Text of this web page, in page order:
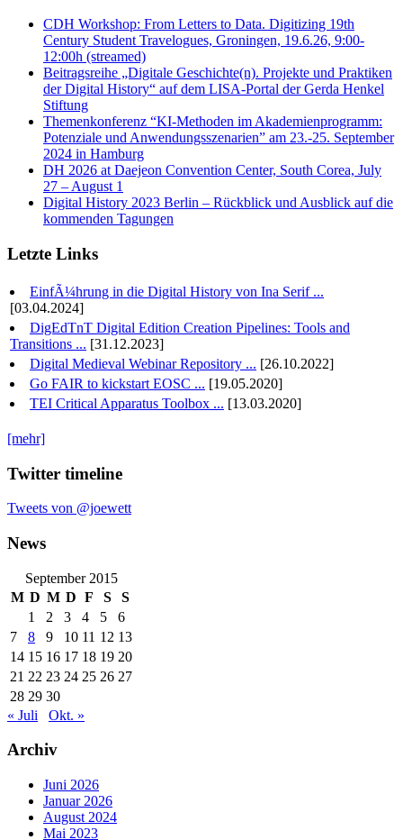
CDH Workshop: From Letters to Data. Digitizing 19th
Century Student Travelogues, Groningen, 19.6.26, 9:00-
12:00h (streamed)
Beitragsreihe „Digitale Geschichte(n). Projekte und Praktiken
der Digital History“ auf dem LISA-Portal der Gerda Henkel
Stiftung
Themenkonferenz “KI-Methoden im Akademienprogramm:
Potenziale und Anwendungsszenarien” am 23.-25. September
2024 in Hamburg
DH 2026 at Daejeon Convention Center, South Corea, July
27 – August 1
Digital History 2023 Berlin – Rückblick und Ausblick auf die
kommenden Tagungen
Letzte Links
EinfÃ¼hrung in die Digital History von Ina Serif ...
[03.04.2024]
DigEdTnT Digital Edition Creation Pipelines: Tools and
Transitions ... [31.12.2023]
Digital Medieval Webinar Repository ... [26.10.2022]
Go FAIR to kickstart EOSC ... [19.05.2020]
TEI Critical Apparatus Toolbox ... [13.03.2020]
[mehr]
Twitter timeline
Tweets von @joewett
News
September 2015
M D M D F S
S
1
2 3 4 5
6
7
8 9 10 11 12 13
14 15 16 17 18 19 20
21 22 23 24 25 26 27
28 29 30
« Juli
Okt. »
Archiv
Juni 2026
Januar 2026
August 2024
Mai 2023